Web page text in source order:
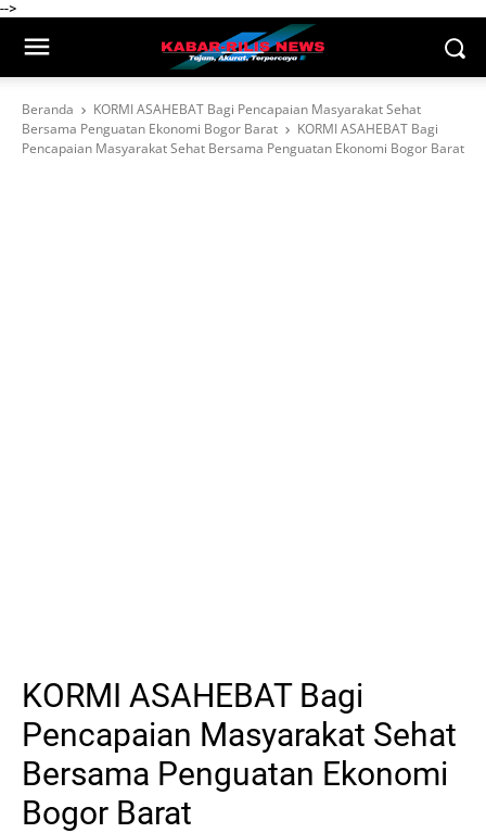
-->
Beranda
KORMI ASAHEBAT Bagi Pencapaian Masyarakat Sehat
Bersama Penguatan Ekonomi Bogor Barat
KORMI ASAHEBAT Bagi
Pencapaian Masyarakat Sehat Bersama Penguatan Ekonomi Bogor Barat
KORMI ASAHEBAT Bagi
Pencapaian Masyarakat Sehat
Bersama Penguatan Ekonomi
Bogor Barat